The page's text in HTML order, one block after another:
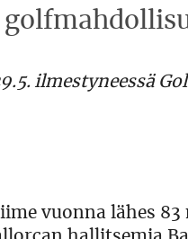
ilmestyneessä
vuonna lähes